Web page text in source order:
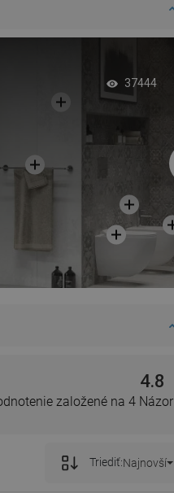
37444
4.8
založené na 4 Názor
Triediť:Najnovší